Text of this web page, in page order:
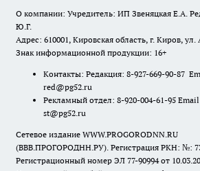
О компании: Учредитель: ИП Звеняцкая Е.А.
Ю.Г.
Адрес: 610001, Кировская область, г. Киров,
Знак информационной продукции: 16+
Контакты: Редакция: 8-927-669-90-87
red@pg52.ru
Рекламный отдел: 8-920-004-61-95
st@pg52.ru
Сетевое издание WWW.PROGORODNN.RU
(ВВВ.ПРОГОРОДНН.РУ). Регистрация РКН: №:
Регистрационный номер ЭЛ 77-90994 от